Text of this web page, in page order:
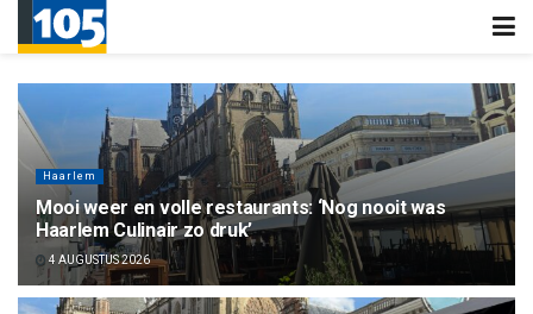
Haarlem
Mooi weer en volle restaurants: ‘Nog nooit was
Haarlem Culinair zo druk’
4 AUGUSTUS 2026